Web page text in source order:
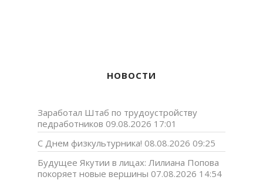
НОВОСТИ
Заработал Штаб по трудоустройству
педработников 09.08.2026 17:01
С Днем физкультурника! 08.08.2026 09:25
Будущее Якутии в лицах: Лилиана Попова
покоряет новые вершины 07.08.2026 14:54